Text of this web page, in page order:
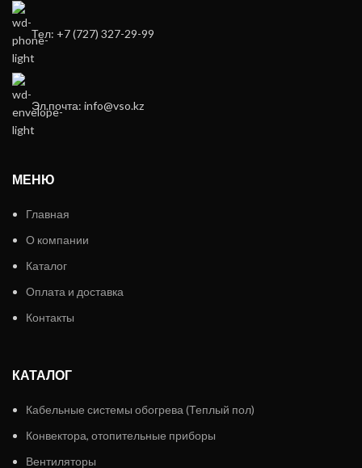
Тел: +7 (727) 327-29-99
Эл.почта: info@vso.kz
МЕНЮ
Главная
О компании
Каталог
Оплата и доставка
Контакты
КАТАЛОГ
Кабельные системы обогрева (Теплый пол)
Конвектора, отопительные приборы
Вентиляторы